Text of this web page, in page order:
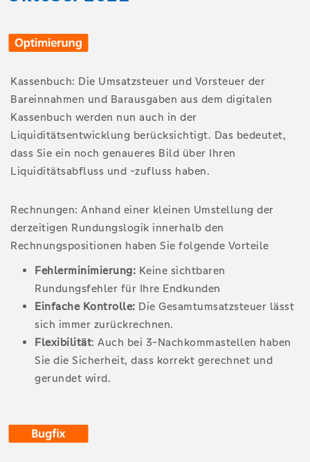
Kassenbuch: Die Umsatzsteuer und Vorsteuer der
Bareinnahmen und Barausgaben aus dem digitalen
Kassenbuch werden nun auch in der
Liquiditätsentwicklung berücksichtigt. Das bedeutet,
dass Sie ein noch genaueres Bild über Ihren
Liquiditätsabfluss und -zufluss haben.
Rechnungen: Anhand einer kleinen Umstellung der
derzeitigen Rundungslogik innerhalb den
Rechnungspositionen haben Sie folgende Vorteile
Fehlerminimierung: Keine sichtbaren
Rundungsfehler für Ihre Endkunden
Einfache Kontrolle: Die Gesamtumsatzsteuer lässt
sich immer zurückrechnen.
Flexibilität: Auch bei 3-Nachkommastellen haben
Sie die Sicherheit, dass korrekt gerechnet und
gerundet wird.